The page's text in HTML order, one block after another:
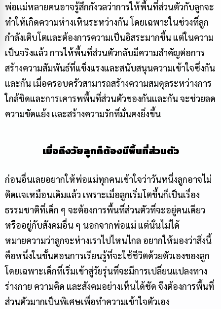
พ่อแม่หลายคนอาจรู้สึกกังวลว่าการให้พื้นที่ส่วนตัวกับลูกจะ
ทำให้เกิดความห่างเหินระหว่างกัน โดยเฉพาะในช่วงที่ลูก
กำลังเติบโตและต้องการความเป็นอิสระมากขึ้น แต่ในความ
เป็นจริงแล้ว การให้พื้นที่ส่วนตัวกลับมีความสำคัญต่อการ
สร้างความสัมพันธ์ที่แข็งแรงและสนับสนุนความเข้าใจซึ่งกัน
และกัน เมื่อครอบครัวสามารถสร้างความสมดุลระหว่างการ
ใกล้ชิดและการเคารพพื้นที่ส่วนตัวของกันและกัน จะช่วยลด
ความขัดแย้ง และสร้างความรักที่มั่นคงยิ่งขึ้น
เมื่อถึงวัยลูกก็ต้องมีพื้นที่ส่วนตัว
ก่อนอื่นเลยอยากให้พ่อแม่ทุกคนเข้าใจว่าวันหนึ่งลูกอาจไม่
ติดแจเหมือนเดิมแล้ว เพราะเมื่อลูกเริ่มโตขึ้นก็เป็นเรื่อง
ธรรมชาติที่เด็ก ๆ จะต้องการพื้นที่ส่วนตัวที่จะอยู่คนเดียว
หรืออยู่กับสังคมอื่น ๆ นอกจากพ่อแม่ แต่นั่นไม่ได้
หมายความว่าลูกจะห่างเราไปไหนไกล อยากให้มองว่าสิ่งนี้
คือหนึ่งในขั้นตอนการเรียนรู้ที่จะใช้ชีวิตด้วยตัวเองของลูก
โดยเฉพาะเด็กที่เริ่มเข้าสู่วัยรุ่นที่จะมีการเปลี่ยนแปลงทาง
ร่างกาย ความคิด และสังคมอย่างเห็นได้ชัด จึงต้องการพื้นที่
ส่วนตัวมากเป็นพิเศษเพื่อทำความเข้าใจตัวเอง